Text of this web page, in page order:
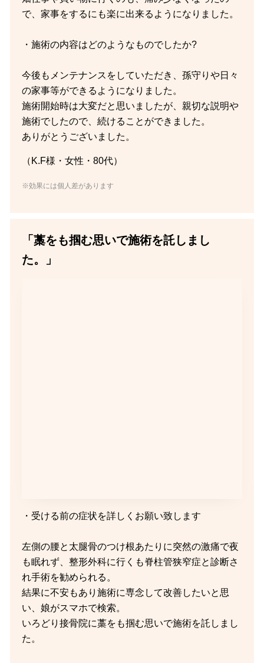
で、家事をするにも楽に出来るようになりました。
・施術の内容はどのようなものでしたか?
今後もメンテナンスをしていただき、孫守りや日々
の家事等ができるようになりました。
施術開始時は大変だと思いましたが、親切な説明や
施術でしたので、続けることができました。
ありがとうございました。
（K.F様・女性・80代）
※効果には個人差があります
「藁をも掴む思いで施術を託しまし
た。」
・受ける前の症状を詳しくお願い致します
左側の腰と太腿骨のつけ根あたりに突然の激痛で夜
も眠れず、整形外科に行くも脊柱管狭窄症と診断さ
れ手術を勧められる。
結果に不安もあり施術に専念して改善したいと思
い、娘がスマホで検索。
いろどり接骨院に藁をも掴む思いで施術を託しまし
た。